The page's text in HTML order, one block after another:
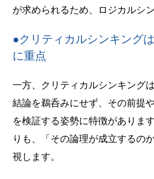
が求められるため、ロジカルシ
●クリティカルシンキング
に重点
一方、クリティカルシンキング
結論を鵜呑みにせず、その前提
を検証する姿勢に特徴がありま
りも、「その論理が成立するの
視します。